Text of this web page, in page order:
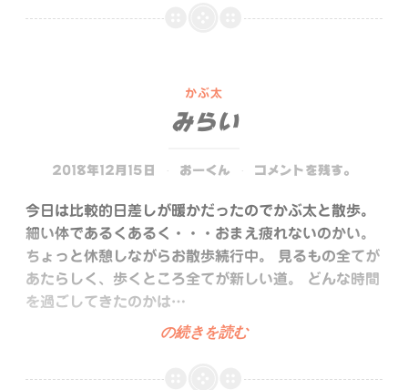
かぶ太
みらい
2018年12月15日 おーくん コメントを残す。
今日は比較的日差しが暖かだったのでかぶ太と散歩。
細い体であるくあるく・・・おまえ疲れないのかい。
ちょっと休憩しながらお散歩続行中。 見るもの全てが
あたらしく、歩くところ全てが新しい道。 どんな時間
を過ごしてきたのかは…
み
い
の続きを読む